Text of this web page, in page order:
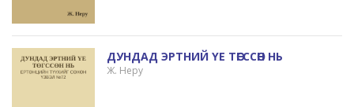
ДУНДАД ЭРТНИЙ ҮЕ ТӨГССӨН НЬ
Ж. Неру